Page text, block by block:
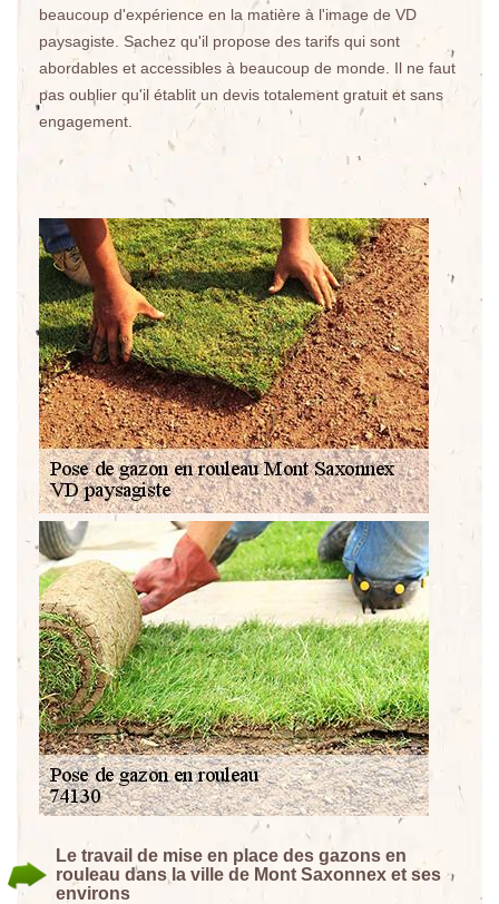
beaucoup d'expérience en la matière à l'image de VD
paysagiste. Sachez qu'il propose des tarifs qui sont
abordables et accessibles à beaucoup de monde. Il ne faut
pas oublier qu'il établit un devis totalement gratuit et sans
engagement.
Le travail de mise en place des gazons en
rouleau dans la ville de Mont Saxonnex et ses
environs